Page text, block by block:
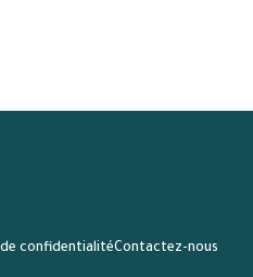
confidentialitéContactez-nous